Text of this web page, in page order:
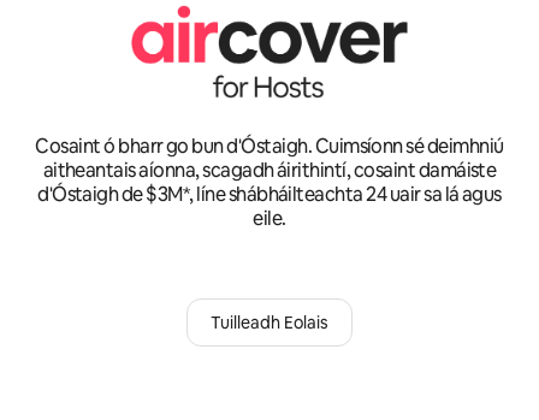
Cosaint ó bharr go bun d'Óstaigh. Cuimsíonn sé deimhniú
aitheantais aíonna, scagadh áirithintí, cosaint damáiste
d'Óstaigh de $3M*, líne shábháilteachta 24 uair sa lá agus
eile.
Tuilleadh Eolais